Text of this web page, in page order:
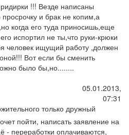
!!! Везде написаны
и брак не копим,а
когда его туда приносишь,еще
испортил не ты,что руки-крюки
человек ищущий работу ,должен
Вот если бы сменить
было бы,но........
05.01.2013,
07:31
только дружный
пойти, написать заявление на
- переработки оплачиваются,